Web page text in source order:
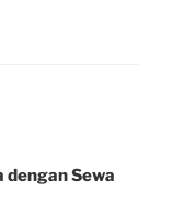
Sewa